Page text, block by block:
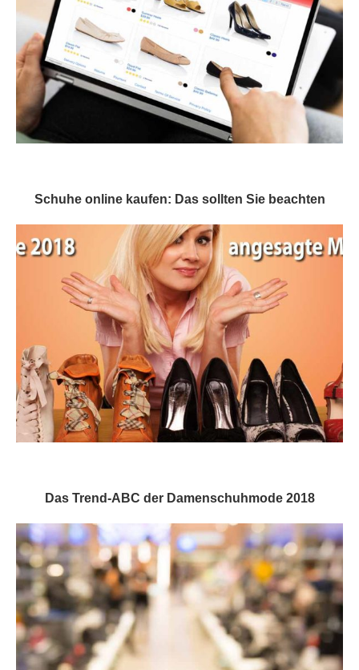
Schuhe online kaufen: Das sollten Sie beachten
Das Trend-ABC der Damenschuhmode 2018